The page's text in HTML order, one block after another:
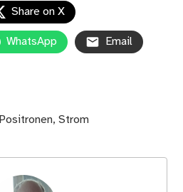
Share on X
WhatsApp Email
Positronen,Strom